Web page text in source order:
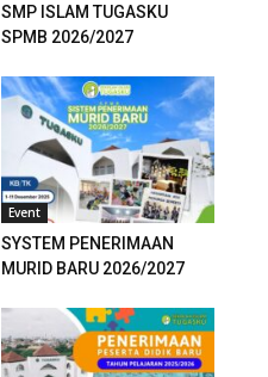
SMP ISLAM TUGASKU
SPMB 2026/2027
Event
SYSTEM PENERIMAAN
MURID BARU 2026/2027